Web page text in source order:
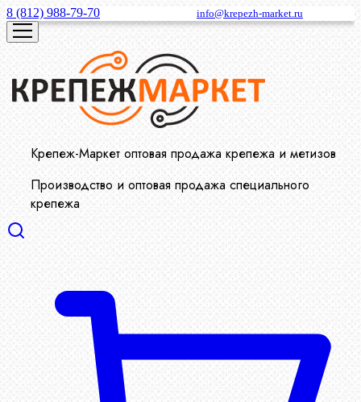
8 (812) 988-79-70 info@krepezh-market.ru
Крепеж-Маркет оптовая продажа крепежа и метизов
Производство и оптовая продажа специального
крепежа